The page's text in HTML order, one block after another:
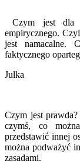
Czym jest dla
empirycznego.
jest namacalne.
faktycznego
Julka
Czym jest
czymś, co
przedstawić innej
można podważyć
zasadami.